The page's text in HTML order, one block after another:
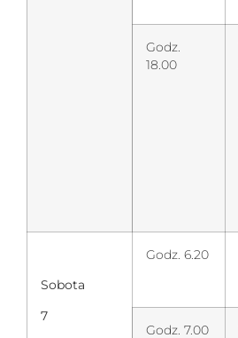
Godz.
18.00
Sobota
7
Godz. 6.20
Godz. 7.00